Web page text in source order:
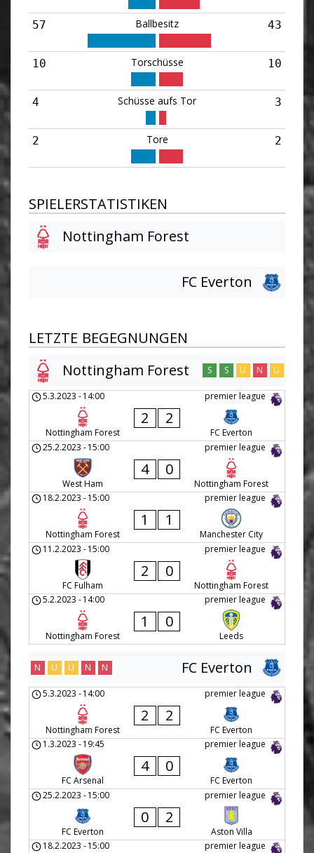
57 Ballbesitz 43
10 Torschüsse 10
4 Schüsse aufs Tor 3
2 Tore 2
SPIELERSTATISTIKEN
Nottingham Forest
FC Everton
LETZTE BEGEGNUNGEN
Nottingham Forest
S S U N U
premier league
5.3.2023 -14:00
Nottingham Forest
2 2
FC Everton
premier league
25.2.2023 -15:00
West Ham
4 0
Nottingham Forest
premier league
18.2.2023 -15:00
Nottingham Forest
1 1
Manchester City
premier league
11.2.2023 -15:00
FC Fulham
2 0
Nottingham Forest
premier league
5.2.2023 -14:00
Nottingham Forest
1 0
Leeds
FC Everton
N U U N N
premier league
5.3.2023 -14:00
Nottingham Forest
2 2
FC Everton
premier league
1.3.2023 -19:45
FC Arsenal
4 0
FC Everton
premier league
25.2.2023 -15:00
FC Everton
0 2
Aston Villa
premier league
18.2.2023 -15:00